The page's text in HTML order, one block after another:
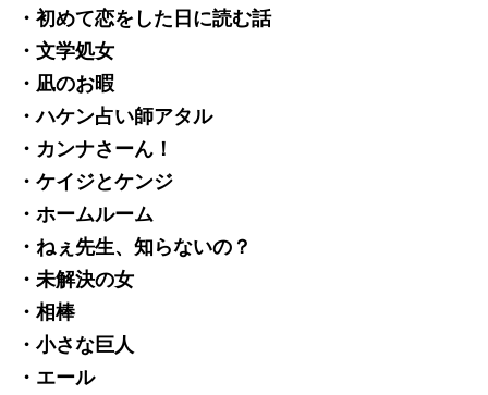
・初めて恋をした日に読む話
・文学処女
・凪のお暇
・ハケン占い師アタル
・カンナさーん！
・ケイジとケンジ
・ホームルーム
・ねぇ先生、知らないの？
・未解決の女
・相棒
・小さな巨人
・エール